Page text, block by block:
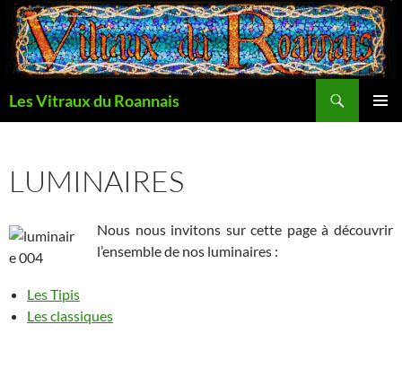
Aller
au
contenu
Les Vitraux du Roannais
LUMINAIRES
Nous nous invitons sur cette page à découvrir
l’ensemble de nos luminaires :
Les Tipis
Les classiques